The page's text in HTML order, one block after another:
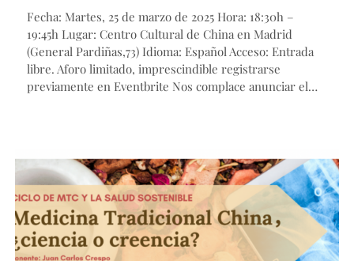
Fecha: Martes, 25 de marzo de 2025 Hora: 18:30h –
19:45h Lugar: Centro Cultural de China en Madrid
(General Pardiñas,73) Idioma: Español Acceso: Entrada
libre. Aforo limitado, imprescindible registrarse
previamente en Eventbrite Nos complace anunciar el…